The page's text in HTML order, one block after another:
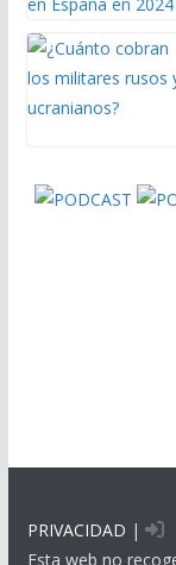
PRIVACIDAD |
Esta web no